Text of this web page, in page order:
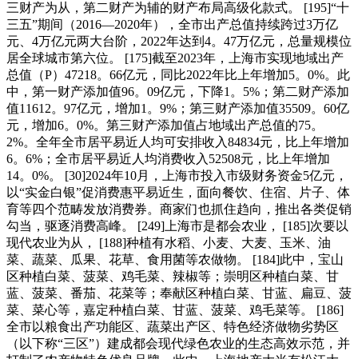
三财产为从，第二财产为辅的财产布局高级化款式。 [195]“十
三五”期间（2016—2020年），全市出产总值持续跨过3万亿
元、4万亿元两大台阶，2022年达到4。47万亿元，总量规模位
居全球城市第六位。 [175]截至2023年，上海市实现地域出产
总值（P）47218。66亿元，同比2022年比上年增加5。0%。此
中，第一财产添加值96。09亿元，下降1。5%；第二财产添加
值11612。97亿元，增加1。9%；第三财产添加值35509。60亿
元，增加6。0%。第三财产添加值占地域出产总值的75。
2%。全年全市居平易近人均可安排收入84834元，比上年增加
6。6%；全市居平易近人均消费收入52508元，比上年增加
14。0%。 [30]2024年10月，上海市投入市级财务资金5亿元，
以“实金白银”促消费惠平易近生，面向餐饮、住宿、片子、体
育等四个范畴发放消费券。商家们也抓住趋向，推出各类促销
勾当，驱逐消费高峰。 [249]上海市是都会农业， [185]次要以
现代农业为从， [188]种植有水稻、小麦、大麦、玉米、油
菜、蔬菜、瓜果、花草、食用菌等农做物。 [184]此中，宝山
区种植白菜、菠菜、鸡毛菜、辣椒等；崇明区种植白菜、甘
蓝、菠菜、番茄、花菜等；奉献区种植白菜、甘蓝、扁豆、菠
菜、菜心等，嘉定种植白菜、甘蓝、菠菜、鸡毛菜等。 [186]
全市以粮食出产功能区、蔬菜出产区、特色经济做物劣势区
（以下称“三区”）建成都会现代绿色农业的生态高效示范，并